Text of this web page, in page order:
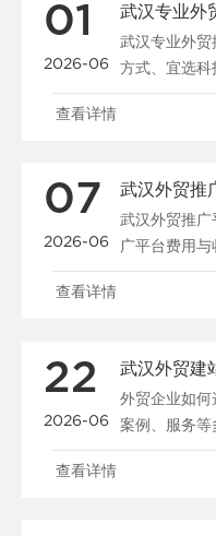
01
2026-06
武汉专业外
武汉专业外
方式、宜选
道、品牌出
查看详情
07
2026-06
武汉外贸推广
广平台费用
贸推广解决方
查看详情
22
2026-06
武汉外贸建
外贸企业如何
案例、服务等
网络，提供专
查看详情